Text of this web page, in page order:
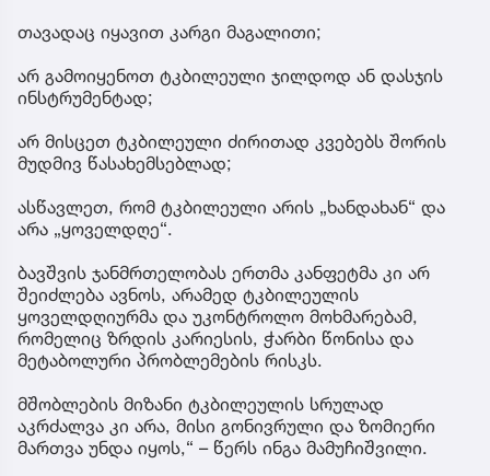
თავადაც იყავით კარგი მაგალითი;
არ გამოიყენოთ ტკბილეული ჯილდოდ ან დასჯის
ინსტრუმენტად;
არ მისცეთ ტკბილეული ძირითად კვებებს შორის
მუდმივ წასახემსებლად;
ასწავლეთ, რომ ტკბილეული არის „ხანდახან“ და
არა „ყოველდღე“.
ბავშვის ჯანმრთელობას ერთმა კანფეტმა კი არ
შეიძლება ავნოს, არამედ ტკბილეულის
ყოველდღიურმა და უკონტროლო მოხმარებამ,
რომელიც ზრდის კარიესის, ჭარბი წონისა და
მეტაბოლური პრობლემების რისკს.
მშობლების მიზანი ტკბილეულის სრულად
აკრძალვა კი არა, მისი გონივრული და ზომიერი
მართვა უნდა იყოს,“ – წერს ინგა მამუჩიშვილი.